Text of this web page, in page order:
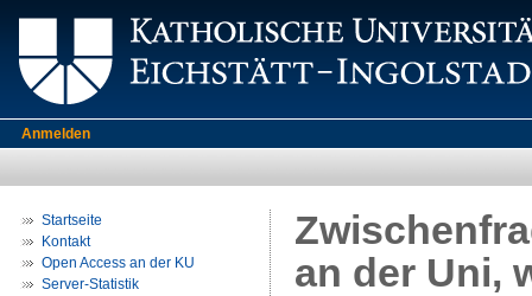
Anmelden
Startseite
Kontakt
Open Access an der KU
Server-Statistik
an der Uni,